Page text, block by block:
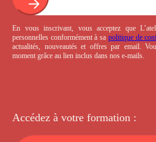
En vous inscrivant, vous acceptez que
personnelles conformément à sa politique de
actualités, nouveautés et offres par email.
moment grâce au lien inclus dans nos e-mails.
Accédez à votre formation :